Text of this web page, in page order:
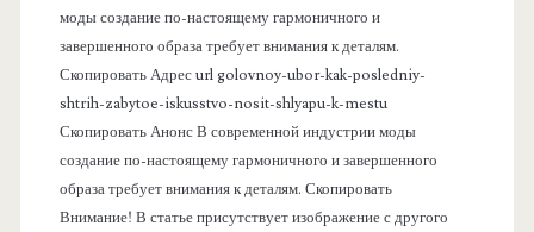
моды создание по-настоящему гармоничного и
завершенного образа требует внимания к деталям.
Скопировать Адрес url golovnoy-ubor-kak-posledniy-
shtrih-zabytoe-iskusstvo-nosit-shlyapu-k-mestu
Скопировать Анонс В современной индустрии моды
создание по-настоящему гармоничного и завершенного
образа требует внимания к деталям. Скопировать
Внимание! В статье присутствует изображение с другого